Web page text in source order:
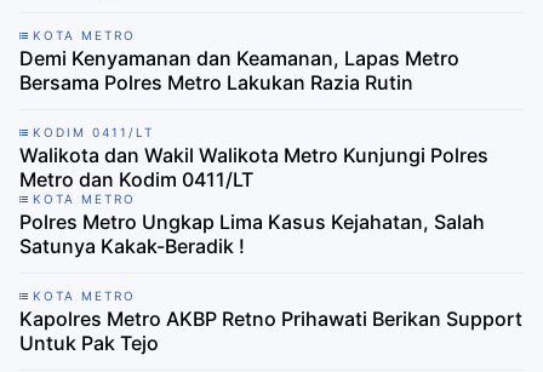
KOTA METRO
Demi Kenyamanan dan Keamanan, Lapas Metro
Bersama Polres Metro Lakukan Razia Rutin
KODIM 0411/LT
Walikota dan Wakil Walikota Metro Kunjungi Polres
Metro dan Kodim 0411/LT
KOTA METRO
Polres Metro Ungkap Lima Kasus Kejahatan, Salah
Satunya Kakak-Beradik !
KOTA METRO
Kapolres Metro AKBP Retno Prihawati Berikan Support
Untuk Pak Tejo